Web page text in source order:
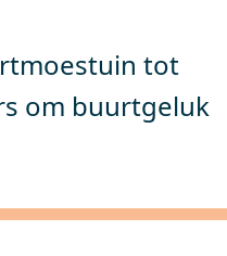
tot
om buurtgeluk